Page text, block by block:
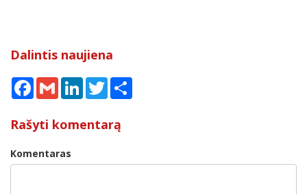
Dalintis naujiena
Facebook
Gmail LinkedInTwitter
Rašyti komentarą
Komentaras